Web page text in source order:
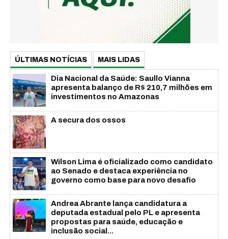
ÚLTIMAS NOTÍCIAS MAIS LIDAS
Dia Nacional da Saúde: Saullo Vianna
apresenta balanço de R$ 210,7 milhões em
investimentos no Amazonas
A secura dos ossos
Wilson Lima é oficializado como candidato
ao Senado e destaca experiência no
governo como base para novo desafio
Andrea Abrante lança candidatura a
deputada estadual pelo PL e apresenta
propostas para saúde, educação e
inclusão social...